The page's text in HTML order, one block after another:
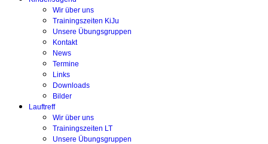
Wir über uns
Trainingszeiten KiJu
Unsere Übungsgruppen
Kontakt
News
Termine
Links
Downloads
Bilder
Lauftreff
Wir über uns
Trainingszeiten LT
Unsere Übungsgruppen